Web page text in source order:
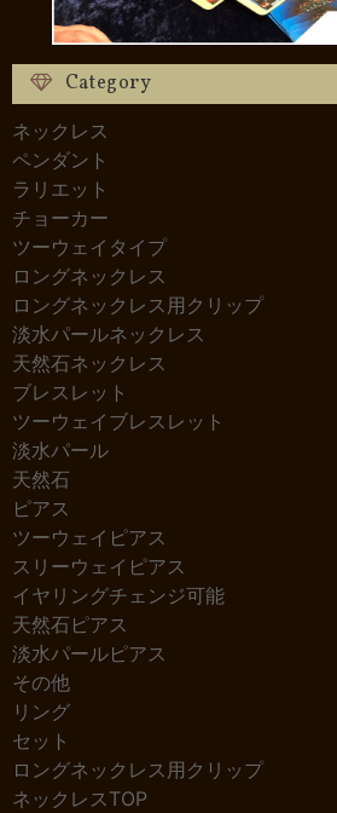
Category
ネックレス
ペンダント
ラリエット
チョーカー
ツーウェイタイプ
ロングネックレス
ロングネックレス用クリップ
淡水パールネックレス
天然石ネックレス
ブレスレット
ツーウェイブレスレット
淡水パール
天然石
ピアス
ツーウェイピアス
スリーウェイピアス
イヤリングチェンジ可能
天然石ピアス
淡水パールピアス
その他
リング
セット
ロングネックレス用クリップ
ネックレスTOP